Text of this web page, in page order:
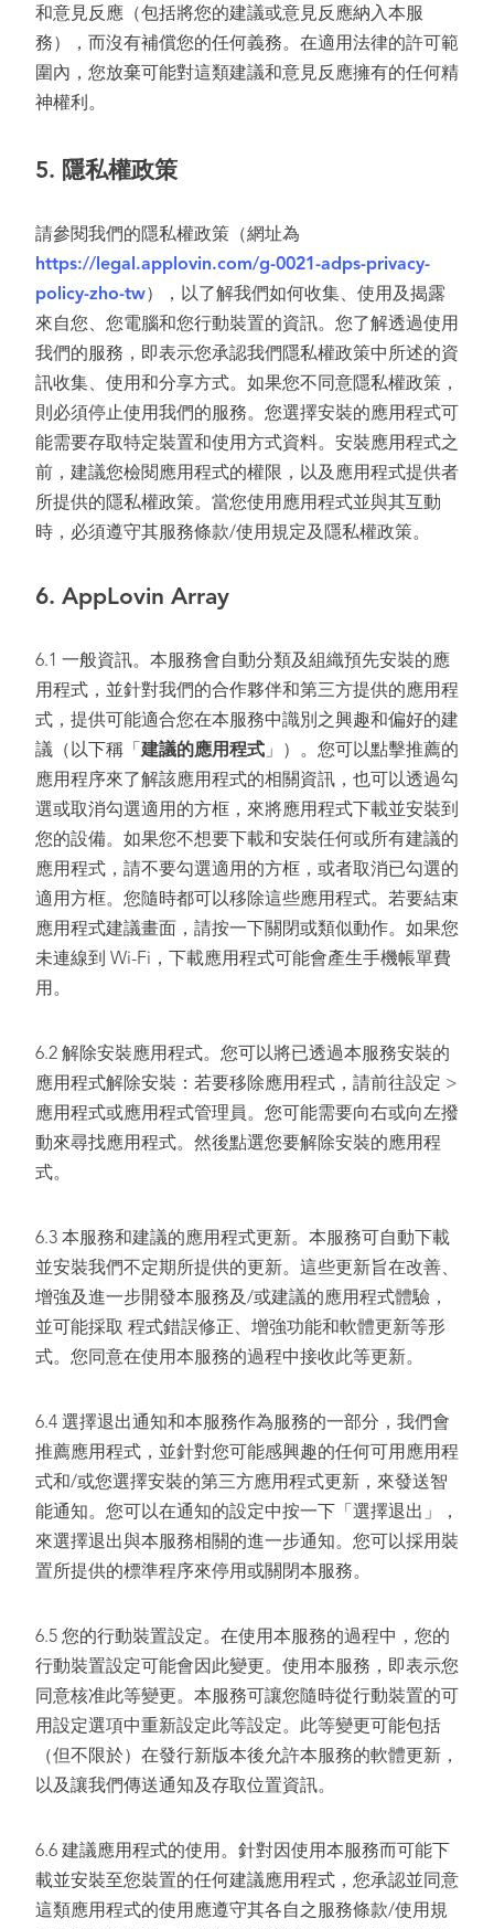
和意見反應（包括將您的建議或意見反應納入本服
務），而沒有補償您的任何義務。在適用法律的許可範
圍內，您放棄可能對這類建議和意見反應擁有的任何精
神權利。
5. 隱私權政策
請參閱我們的隱私權政策（網址為
https://legal.applovin.com/g-0021-adps-privacy-
policy-zho-tw），以了解我們如何收集、使用及揭露
來自您、您電腦和您行動裝置的資訊。您了解透過使用
我們的服務，即表示您承認我們隱私權政策中所述的資
訊收集、使用和分享方式。如果您不同意隱私權政策，
則必須停止使用我們的服務。您選擇安裝的應用程式可
能需要存取特定裝置和使用方式資料。安裝應用程式之
前，建議您檢閱應用程式的權限，以及應用程式提供者
所提供的隱私權政策。當您使用應用程式並與其互動
時，必須遵守其服務條款/使用規定及隱私權政策。
6. AppLovin Array
6.1 一般資訊。本服務會自動分類及組織預先安裝的應
用程式，並針對我們的合作夥伴和第三方提供的應用程
式，提供可能適合您在本服務中識別之興趣和偏好的建
議（以下稱「 建議的應用程式 」）。您可以點擊推薦的
應用程序來了解該應用程式的相關資訊，也可以透過勾
選或取消勾選適用的方框，來將應用程式下載並安裝到
您的設備。如果您不想要下載和安裝任何或所有建議的
應用程式，請不要勾選適用的方框，或者取消已勾選的
適用方框。您隨時都可以移除這些應用程式。若要結束
應用程式建議畫面，請按一下關閉或類似動作。如果您
未連線到 Wi-Fi，下載應用程式可能會產生手機帳單費
用。
6.2 解除安裝應用程式。您可以將已透過本服務安裝的
應用程式解除安裝：若要移除應用程式，請前往設定 >
應用程式或應用程式管理員。您可能需要向右或向左撥
動來尋找應用程式。然後點選您要解除安裝的應用程
式。
6.3 本服務和建議的應用程式更新。本服務可自動下載
並安裝我們不定期所提供的更新。這些更新旨在改善、
增強及進一步開發本服務及/或建議的應用程式體驗，
並可能採取 程式錯誤修正、增強功能和軟體更新等形
式。您同意在使用本服務的過程中接收此等更新。
6.4 選擇退出通知和本服務作為服務的一部分，我們會
推薦應用程式，並針對您可能感興趣的任何可用應用程
式和/或您選擇安裝的第三方應用程式更新，來發送智
能通知。您可以在通知的設定中按一下「選擇退出」，
來選擇退出與本服務相關的進一步通知。您可以採用裝
置所提供的標準程序來停用或關閉本服務。
6.5 您的行動裝置設定。在使用本服務的過程中，您的
行動裝置設定可能會因此變更。使用本服務，即表示您
同意核准此等變更。本服務可讓您隨時從行動裝置的可
用設定選項中重新設定此等設定。此等變更可能包括
（但不限於）在發行新版本後允許本服務的軟體更新，
以及讓我們傳送通知及存取位置資訊。
6.6 建議應用程式的使用。針對因使用本服務而可能下
載並安裝至您裝置的任何建議應用程式，您承認並同意
這類應用程式的使用應遵守其各自之服務條款/使用規